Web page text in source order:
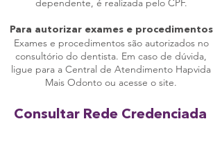
dependente, é realizada pelo CPF.
Para autorizar exames e procedimentos
Exames e procedimentos são autorizados no
consultório do dentista. Em caso de dúvida,
ligue para a Central de Atendimento Hapvida
Mais Odonto ou acesse o site.
Consultar Rede Credenciada